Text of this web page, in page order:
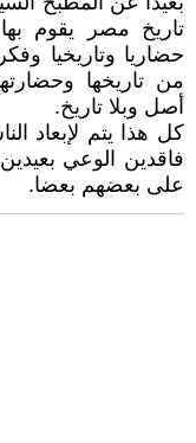
تاريخ مصر يقوم
حضاريا وتاريخيا
من تاريخها
أصل وبلا تاريخ.
كل هذا يتم لإبعاد
فاقدين الوعي
على بعضهم بعضا.